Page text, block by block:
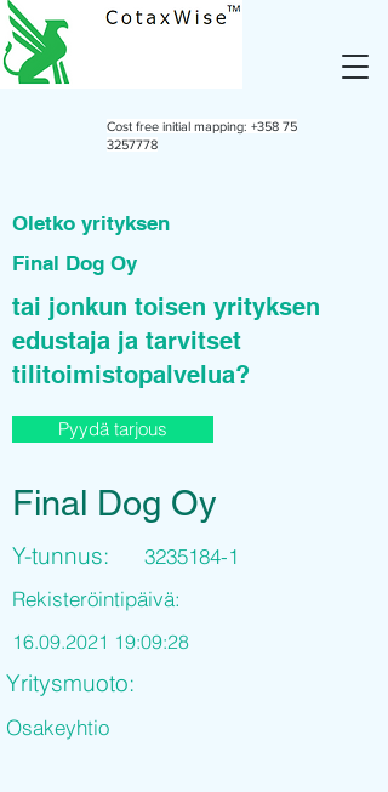
Cost free initial mapping: +358 75
3257778
Oletko yrityksen
Final Dog Oy
tai jonkun toisen yrityksen
edustaja ja tarvitset
tilitoimistopalvelua?
Pyydä tarjous
Final Dog Oy
Y-tunnus:
3235184-1
Rekisteröintipäivä:
16.09.2021 19:09:28
Yritysmuoto:
Osakeyhtio